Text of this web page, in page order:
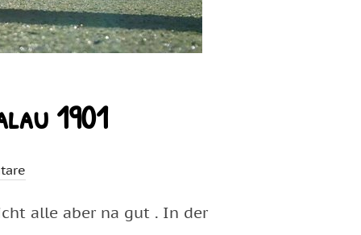
1901
alle aber na gut . In der